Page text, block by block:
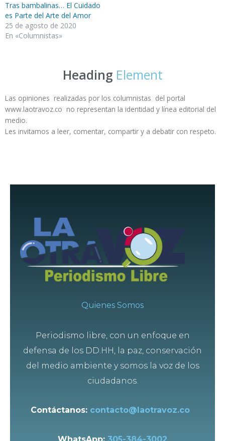
Tras bambalinas… El Cuidado
es Parte del Arte del Amor
25 de agosto de 2020
En «Columnistas»
Heading Element
Las opiniones realizadas por los columnistas del portal
www.laotravoz.co no representan la identidad y línea editorial del
medio.
Les invitamos a leer, comentar, compartir y a debatir con respeto.
Quienes Somos
Periodismo libre, con un enfoque en
defensa de los DD.HH, la paz, conservación
del medio ambiente y somos la voz de los
ciudadanos.
Contáctanos: contacto@laotravoz.co